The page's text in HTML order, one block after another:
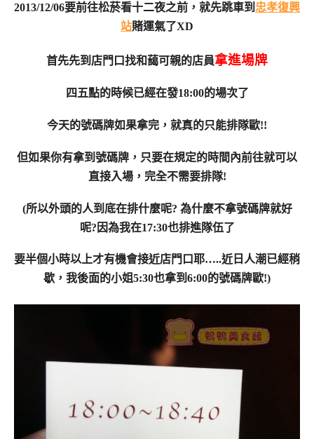
2013/12/06要前往松菸看十二夜之前，就先跳車到 忠孝復興
站賭運氣了XD
首先先到店門口找和藹可親的店員拿進場牌
四五點的時候已經在發18:00的場次了
今天的號碼牌如果拿完，就真的只能排隊歐!!
但如果你有拿到號碼牌，只要在規定的時間內前往就可以
直接入場，完全不需要排隊!
(所以外頭的人到底在排什麼呢? 為什麼不拿號碼牌就好
呢?因為我在17:30也排進隊伍了
要半個小時以上才有機會接近店門口耶…..近日人潮已經稍
歇，我後面的小姐5:30也拿到6:00的號碼牌歐!)